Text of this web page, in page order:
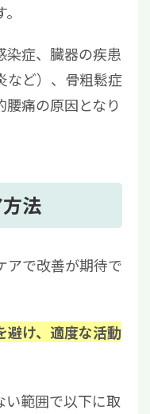
染症、臓器の疾患
など）、骨粗鬆症
痛の原因となり
法
アで改善が期待で
避け、適度な活動
い範囲で以下に取